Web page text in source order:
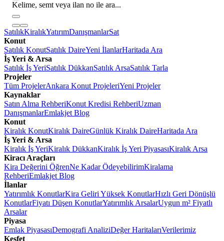
Kelime, semt veya ilan no ile ara...
SatılıkKiralıkYatırımDanışmanlarSat
Konut
Satılık KonutSatılık DaireYeni İlanlarHaritada Ara
İş Yeri & Arsa
Satılık İş YeriSatılık DükkanSatılık ArsaSatılık Tarla
Projeler
Tüm ProjelerAnkara Konut ProjeleriYeni Projeler
Kaynaklar
Satın Alma RehberiKonut Kredisi RehberiUzman
DanışmanlarEmlakjet Blog
Konut
Kiralık KonutKiralık DaireGünlük Kiralık DaireHaritada Ara
İş Yeri & Arsa
Kiralık İş YeriKiralık DükkanKiralık İş Yeri PiyasasıKiralık Arsa
Kiracı Araçları
Kira Değerini ÖğrenNe Kadar ÖdeyebilirimKiralama
RehberiEmlakjet Blog
İlanlar
Yatırımlık KonutlarKira Geliri Yüksek KonutlarHızlı Geri Dönüşlü
KonutlarFiyatı Düşen KonutlarYatırımlık ArsalarUygun m² Fiyatlı
Arsalar
Piyasa
Emlak PiyasasıDemografi AnaliziDeğer HaritalarıVerilerimiz
Keşfet